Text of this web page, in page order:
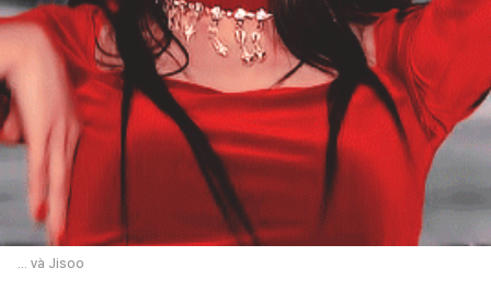
... và Jisoo